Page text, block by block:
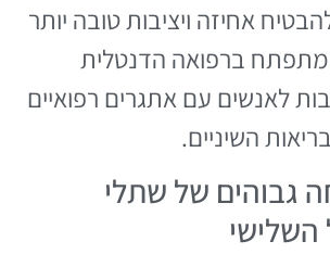
אחיזה ויציבות טובה יותר
ברפואה הדנטלית
לאנשים עם אתגרים רפואיים
השיניים.
גבוהים של שתלי
השלישי